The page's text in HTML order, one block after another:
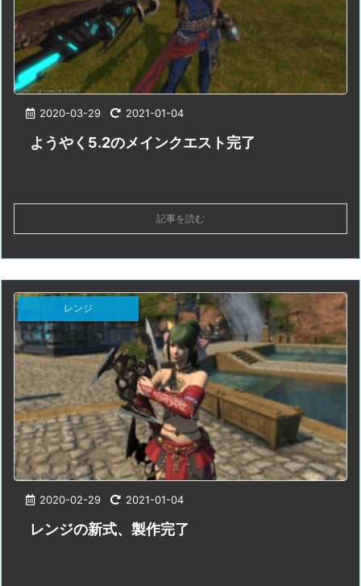
2020-03-29 2021-01-04
ようやく5.2のメインクエスト完了
記事を読む
2020-02-29 2021-01-04
レンジ
レンジの新式、製作完了